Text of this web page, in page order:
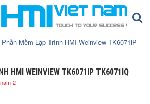
Mềm Lập Trình HMI Weinview TK6071iP
HMI WEINVIEW TK6071IP TK6071IQ
2